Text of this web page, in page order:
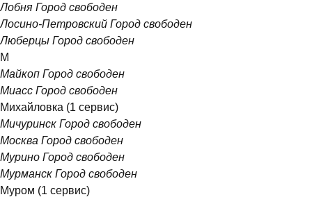
Лобня Город свободен
Лосино-Петровский Город свободен
Люберцы Город свободен
М
Майкоп Город свободен
Миасс Город свободен
Михайловка (1 сервис)
Мичуринск Город свободен
Москва Город свободен
Мурино Город свободен
Мурманск Город свободен
Муром (1 сервис)